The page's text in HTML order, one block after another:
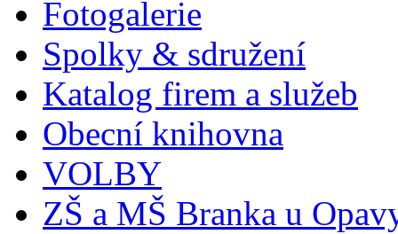
Fotogalerie
Spolky & sdružení
Katalog firem a služeb
Obecní knihovna
VOLBY
ZŠ a MŠ Branka u